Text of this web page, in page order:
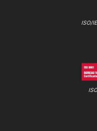
ISO/